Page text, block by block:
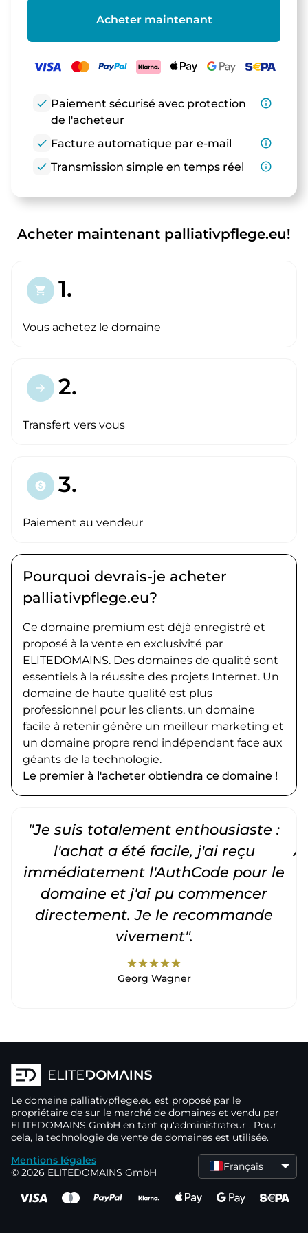
Acheter maintenant
check Paiement sécurisé avec protection
de l'acheteur
info_outline
check Facture automatique par e-mail
info_outline
check Transmission simple en temps réel info_outline
Acheter maintenant palliativpflege.eu!
shopping_cart 1.
Vous achetez le domaine
arrow_forward 2.
Transfert vers vous
paid 3.
Paiement au vendeur
Pourquoi devrais-je acheter
palliativpflege.eu?
Ce domaine premium est déjà enregistré et
proposé à la vente en exclusivité par
ELITEDOMAINS. Des domaines de qualité sont
essentiels à la réussite des projets Internet. Un
domaine de haute qualité est plus
professionnel pour les clients, un domaine
facile à retenir génère un meilleur marketing et
un domaine propre rend indépendant face aux
géants de la technologie.
Le premier à l'acheter obtiendra ce domaine !
"Je suis totalement enthousiaste :
l'achat a été facile, j'ai reçu
immédiatement l'AuthCode pour le
domaine et j'ai pu commencer
directement. Je le recommande
vivement".
starstarstarstarstar
Georg Wagner
Le domaine palliativpflege.eu est proposé par le
propriétaire de sur le marché de domaines et vendu par
ELITEDOMAINS GmbH en tant qu'administrateur . Pour
cela, la technologie de vente de domaines est utilisée.
Mentions légales
© 2026 ELITEDOMAINS GmbH
Français